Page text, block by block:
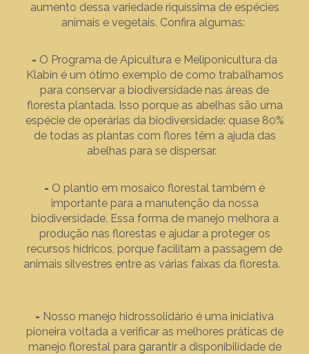
aumento dessa variedade riquíssima de espécies
animais e vegetais. Confira algumas:
- O Programa de Apicultura e Meliponicultura da
Klabin é um ótimo exemplo de como trabalhamos
para conservar a biodiversidade nas áreas de
floresta plantada. Isso porque as abelhas são uma
espécie de operárias da biodiversidade: quase 80%
de todas as plantas com flores têm a ajuda das
abelhas para se dispersar.
- O plantio em mosaico florestal também é
importante para a manutenção da nossa
biodiversidade. Essa forma de manejo melhora a
produção nas florestas e ajudar a proteger os
recursos hídricos, porque facilitam a passagem de
animais silvestres entre as várias faixas da floresta.
- Nosso manejo hidrossolidário é uma iniciativa
pioneira voltada a verificar as melhores práticas de
manejo florestal para garantir a disponibilidade de